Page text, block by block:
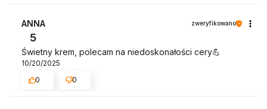
ANNA zweryfikowano
5
Świetny krem, polecam na niedoskonałości cery💪
10/20/2025
0
0